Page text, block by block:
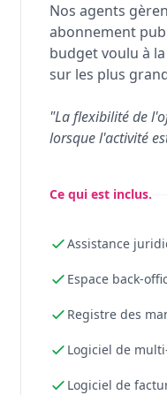
Nos agents
abonnement
budget voulu à
sur les plus
"La flexibilité de
lorsque l'activité
Ce qui est inclus.
Assistance
Espace back-
Registre des
Logiciel de
Logiciel de